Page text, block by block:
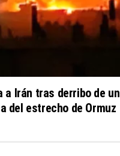
a Irán tras derribo de un
del estrecho de Ormuz